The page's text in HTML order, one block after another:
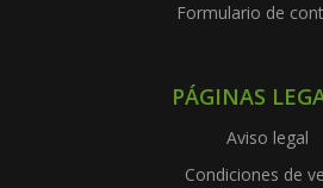
Formulario de
PÁGINAS
Aviso legal
Condiciones de